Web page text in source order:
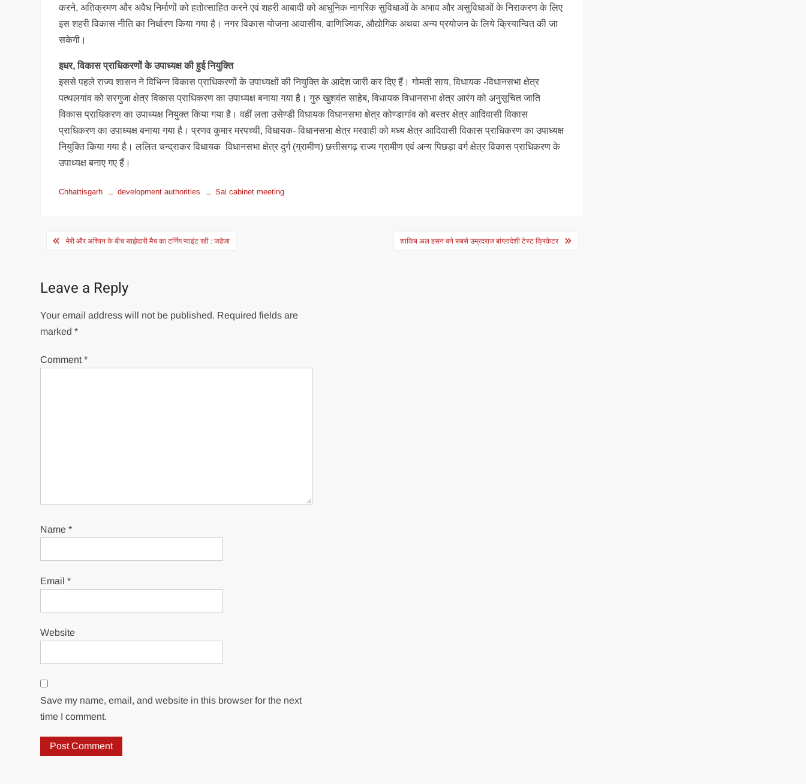
करने, अतिक्रमण और अवैध निर्माणों को हतोत्साहित करने एवं शहरी आबादी को आधुनिक नागरिक सुविधाओं के अभाव और असुविधाओं के निराकरण के लिए
इस शहरी विकास नीति का निर्धारण किया गया है। नगर विकास योजना आवासीय, वाणिज्यिक, औद्योगिक अथवा अन्य प्रयोजन के लिये क्रियान्वित की जा
सकेगी।
इधर, विकास प्राधिकरणों के उपाध्यक्ष की हुई नियुक्ति
इससे पहले राज्य शासन ने विभिन्न विकास प्राधिकरणों के उपाध्यक्षों की नियुक्ति के आदेश जारी कर दिए हैं। गोमती साय, विधायक -विधानसभा क्षेत्र
पत्थलगांव को सरगुजा क्षेत्र विकास प्राधिकरण का उपाध्यक्ष बनाया गया है। गुरु खुशवंत साहेब, विधायक विधानसभा क्षेत्र आरंग को अनुसूचित जाति
विकास प्राधिकरण का उपाध्यक्ष नियुक्त किया गया है। वहीं लता उसेण्डी विधायक विधानसभा क्षेत्र कोण्डागांव को बस्तर क्षेत्र आदिवासी विकास
प्राधिकरण का उपाध्यक्ष बनाया गया है। प्रणव कुमार मरपच्ची, विधायक- विधानसभा क्षेत्र मरवाही को मध्य क्षेत्र आदिवासी विकास प्राधिकरण का उपाध्यक्ष
नियुक्ति किया गया है। ललित चन्द्राकर विधायक विधानसभा क्षेत्र दुर्ग (ग्रामीण) छत्तीसगढ़ राज्य ग्रामीण एवं अन्य पिछड़ा वर्ग क्षेत्र विकास प्राधिकरण के
उपाध्यक्ष बनाए गए हैं।
Chhattisgarh development authorities Sai cabinet meeting
Postमेरी और अश्विन के बीच साझेदारी मैच का टर्निंग प्वाइंट रही : जडेजा शाकिब अल हसन बने सबसे उम्रदराज बांग्लादेशी टेस्ट क्रिकेटर
Leave a Reply
Your email address will not be published. Required fields are
marked*
Comment*
Name*
Email*
Website
Save my name, email, and website in this browser for the next
time I comment.